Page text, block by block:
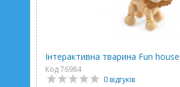
Інтерактивна тварина Fun
Код 76984
0 відгуків